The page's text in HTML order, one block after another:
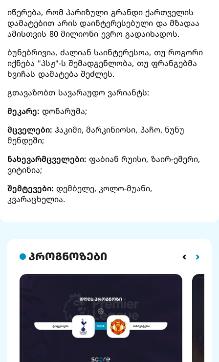
იწერება, რომ პარიზული გრანდი ქართველის
დამატებით არის დაინტერესებული და მზადაა
ამისთვის 80 მილიონი ევრო გადაიხადოს.
ბუნებრივია, ძალიან საინტერესოა, თუ როგორი
იქნება "პსჟ"-ს შემადგენლობა, თუ ფრანგებმა
ხვიჩას დამატება შეძლეს.
გთავაზობთ სავარაუდო ვარიანტს:
მეკარე: დონარუმა;
მცველები: ჰაკიმი, მარკინიოსი, პაჩო, ნუნუ
მენდეში;
ნახევარმცველები: ფაბიან რუისი, ზაირ-ემერი,
ვიტინია;
შემტევები: დემბელე, კოლო-მუანი,
კვარაცხელია.
პროგნოზები